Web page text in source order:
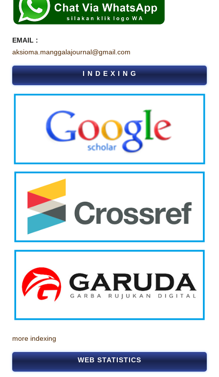
EMAIL :
aksioma.manggalajournal@gmail.com
I N D E X I N G
more indexing
WEB STATISTICS